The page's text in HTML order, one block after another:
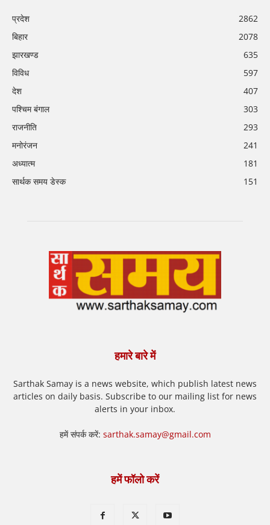
प्रदेश
2862
बिहार
2078
झारखण्ड
635
विविध
597
देश
407
पश्चिम बंगाल
303
राजनीति
293
मनोरंजन
241
अध्यात्म
181
सार्थक समय डेस्क
151
हमारे बारे में
Sarthak Samay is a news website, which publish latest news
articles on daily basis. Subscribe to our mailing list for news
alerts in your inbox.
हमें संपर्क करें: sarthak.samay@gmail.com
हमें फॉलो करें